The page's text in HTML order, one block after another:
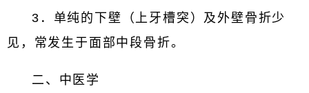
3．单纯的下壁（上牙槽突）及外壁骨折少
见，常发生于面部中段骨折。
二、中医学